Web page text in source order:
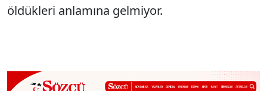
öldükleri anlamına gelmiyor.